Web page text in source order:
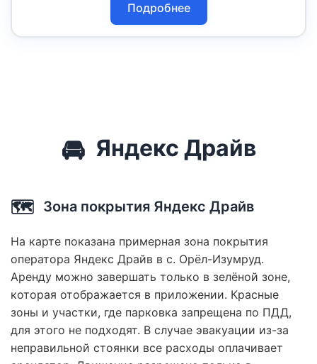
Подробнее
🚘 Яндекс Драйв
🗺️ Зона покрытия Яндекс Драйв
На карте показана примерная зона покрытия
оператора Яндекс Драйв в с. Орёл-Изумруд.
Аренду можно завершать только в зелёной зоне,
которая отображается в приложении. Красные
зоны и участки, где парковка запрещена по ПДД,
для этого не подходят. В случае эвакуации из-за
неправильной стоянки все расходы оплачивает